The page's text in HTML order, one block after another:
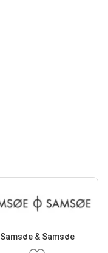
Samsøe & Samsøe